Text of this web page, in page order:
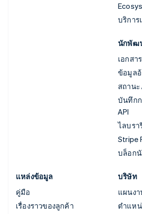
บริการ
นักพัฒ
เอกสา
ข้อมูลอ้
สถานะ
บันทึก
API
ไลบรา
Stripe
บล็อก
แหล่งข้อมูล
คู่มือ
เรื่องราวของลูกค้า
บริษัท
แผนง
ตำแห